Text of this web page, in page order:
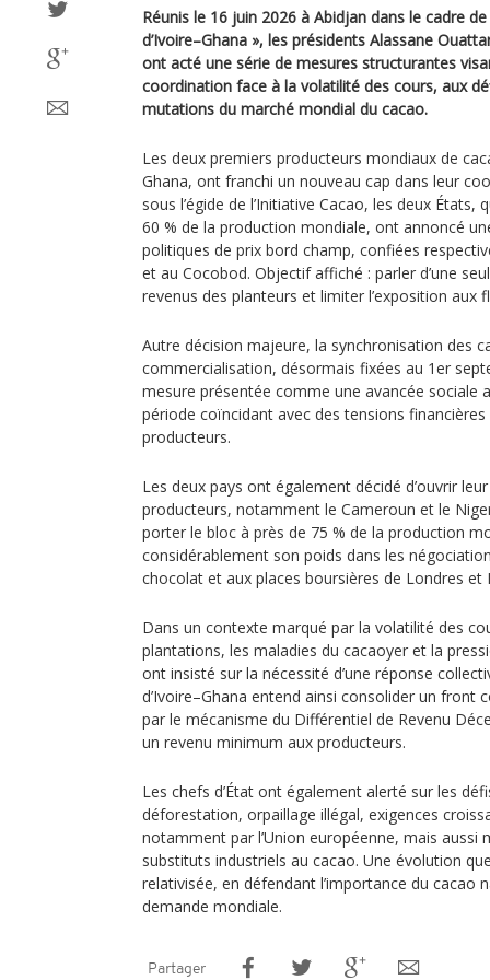
Réunis le 16 juin 2026 à Abidjan dans le cadre
d’Ivoire–Ghana », les présidents Alassane
ont acté une série de mesures structurantes
coordination face à la volatilité des cours, aux
mutations du marché mondial du cacao.
Les deux premiers producteurs mondiaux de
Ghana, ont franchi un nouveau cap dans leur
sous l’égide de l’Initiative Cacao, les deux États,
60 % de la production mondiale, ont annoncé
politiques de prix bord champ, confiées
et au Cocobod. Objectif affiché : parler d’une
revenus des planteurs et limiter l’exposition aux
Autre décision majeure, la synchronisation des
commercialisation, désormais fixées au 1er
mesure présentée comme une avancée sociale
période coïncidant avec des tensions
producteurs.
Les deux pays ont également décidé d’ouvrir
producteurs, notamment le Cameroun et le
porter le bloc à près de 75 % de la production
considérablement son poids dans les
chocolat et aux places boursières de Londres et
Dans un contexte marqué par la volatilité des
plantations, les maladies du cacaoyer et la
ont insisté sur la nécessité d’une réponse
d’Ivoire–Ghana entend ainsi consolider un front
par le mécanisme du Différentiel de Revenu
un revenu minimum aux producteurs.
Les chefs d’État ont également alerté sur les
déforestation, orpaillage illégal, exigences
notamment par l’Union européenne, mais aussi
substituts industriels au cacao. Une évolution
relativisée, en défendant l’importance du cacao
demande mondiale.
Partager